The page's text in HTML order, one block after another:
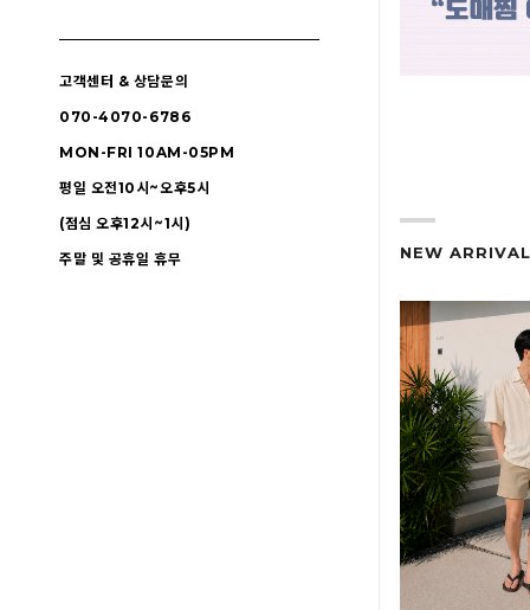
고객센터 & 상담문의
070-4070-6786
MON-FRI 10AM-05PM
평일 오전10시~오후5시
(점심 오후12시~1시)
주말 및 공휴일 휴무
NEW